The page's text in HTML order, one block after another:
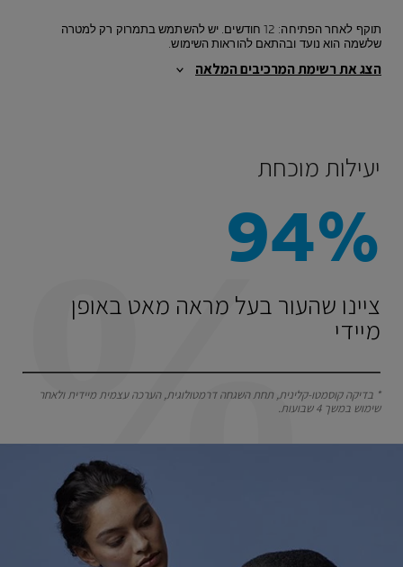
תוקף לאחר הפתיחה: 12 חודשים. יש להשתמש בתמרוק רק למטרה
שלשמה הוא נועד ובהתאם להוראות השימוש.
הצג את רשימת המרכיבים המלאה
יעילות מוכחת
94%
ציינו שהעור בעל מראה מאט באופן
מיידי
* בדיקה קוסמטו-קלינית, תחת השגחה דרמטולוגית, הערכה עצמית מיידית ולאחר
שימוש במשך 4 שבועות.